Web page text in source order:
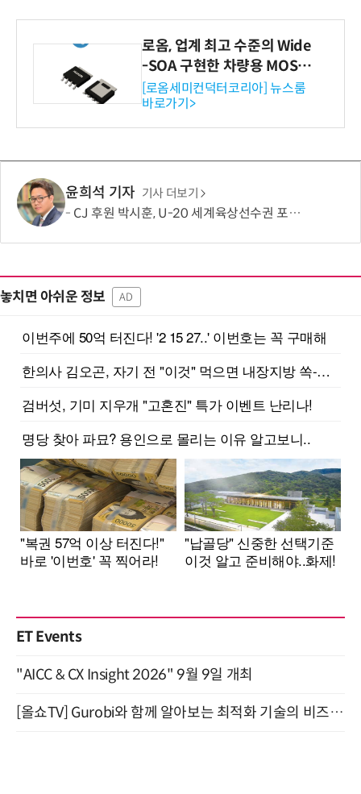
로옴, 업계 최고 수준의 Wide
-SOA 구현한 차량용 MOSF
ET 개발
[로옴세미컨덕터코리아] 뉴스룸
바로가기>
윤희석 기자 기사 더보기
CJ 후원 박시훈, U-20 세계육상선수권 포환던지기 은메달
놓치면 아쉬운 정보 AD
ET Events
"AICC & CX Insight 2026" 9월 9일 개최
[올쇼TV] Gurobi와 함께 알아보는 최적화 기술의 비즈니스 활용 (8월 20일 생방송)